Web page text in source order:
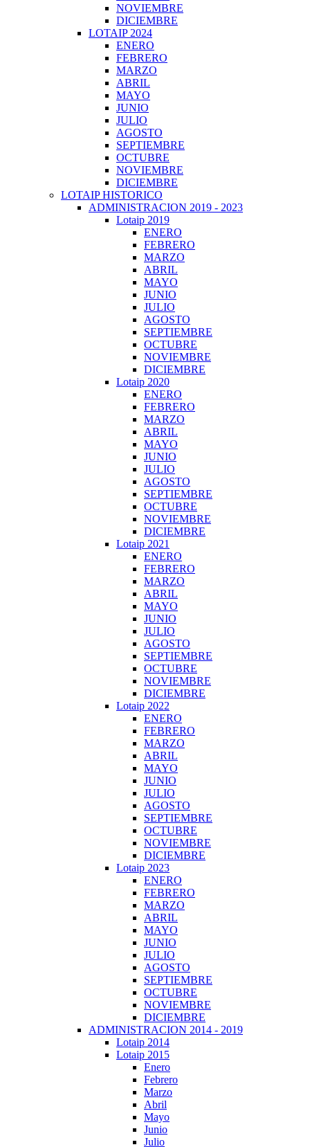
NOVIEMBRE
DICIEMBRE
LOTAIP 2024
ENERO
FEBRERO
MARZO
ABRIL
MAYO
JUNIO
JULIO
AGOSTO
SEPTIEMBRE
OCTUBRE
NOVIEMBRE
DICIEMBRE
LOTAIP HISTORICO
ADMINISTRACION 2019 - 2023
Lotaip 2019
ENERO
FEBRERO
MARZO
ABRIL
MAYO
JUNIO
JULIO
AGOSTO
SEPTIEMBRE
OCTUBRE
NOVIEMBRE
DICIEMBRE
Lotaip 2020
ENERO
FEBRERO
MARZO
ABRIL
MAYO
JUNIO
JULIO
AGOSTO
SEPTIEMBRE
OCTUBRE
NOVIEMBRE
DICIEMBRE
Lotaip 2021
ENERO
FEBRERO
MARZO
ABRIL
MAYO
JUNIO
JULIO
AGOSTO
SEPTIEMBRE
OCTUBRE
NOVIEMBRE
DICIEMBRE
Lotaip 2022
ENERO
FEBRERO
MARZO
ABRIL
MAYO
JUNIO
JULIO
AGOSTO
SEPTIEMBRE
OCTUBRE
NOVIEMBRE
DICIEMBRE
Lotaip 2023
ENERO
FEBRERO
MARZO
ABRIL
MAYO
JUNIO
JULIO
AGOSTO
SEPTIEMBRE
OCTUBRE
NOVIEMBRE
DICIEMBRE
ADMINISTRACION 2014 - 2019
Lotaip 2014
Lotaip 2015
Enero
Febrero
Marzo
Abril
Mayo
Junio
Julio